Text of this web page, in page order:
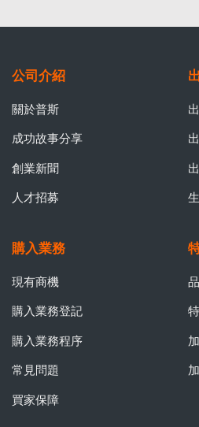
公司介紹
關於普斯
成功故事分享
創業新聞
人才招募
購入業務
現有商機
購入業務登記
購入業務程序
常見問題
買家保障